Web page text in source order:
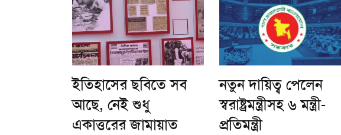
ইতিহাসের ছবিতে সব
আছে, নেই শুধু
একাত্তরের জামায়াত
নতুন দায়িত্ব পেলেন
স্বরাষ্ট্রমন্ত্রীসহ ৬ মন্ত্রী-
প্রতিমন্ত্রী